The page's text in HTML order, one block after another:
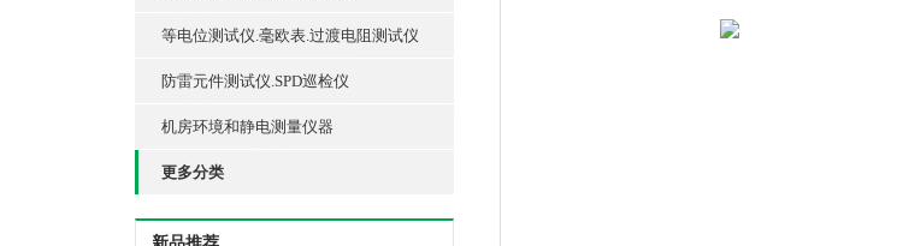
等电位测试仪.毫欧表.过渡电阻测试仪
防雷元件测试仪.SPD巡检仪
机房环境和静电测量仪器
更多分类